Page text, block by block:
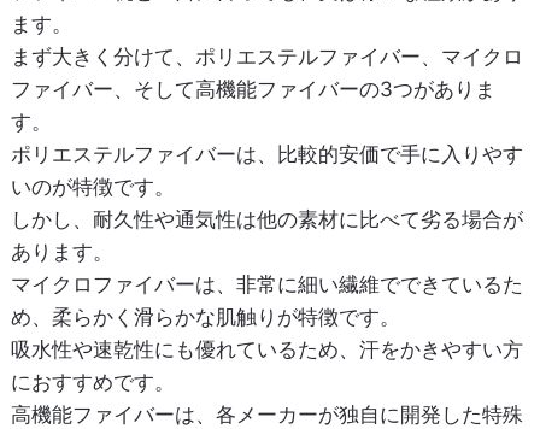
ます。
まず大きく分けて、ポリエステルファイバー、マイクロ
ファイバー、そして高機能ファイバーの3つがありま
す。
ポリエステルファイバーは、比較的安価で手に入りやす
いのが特徴です。
しかし、耐久性や通気性は他の素材に比べて劣る場合が
あります。
マイクロファイバーは、非常に細い繊維でできているた
め、柔らかく滑らかな肌触りが特徴です。
吸水性や速乾性にも優れているため、汗をかきやすい方
におすすめです。
高機能ファイバーは、各メーカーが独自に開発した特殊